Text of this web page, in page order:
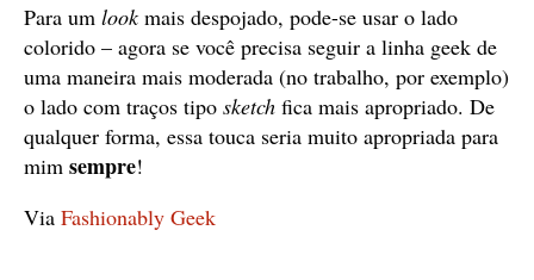
Para um lookmais despojado, pode-se usar o lado
colorido – agora se você precisa seguir a linha geek de
uma maneira mais moderada (no trabalho, por exemplo)
o lado com traços tipo sketch fica mais apropriado. De
qualquer forma, essa touca seria muito apropriada para
mim sempre!
Via Fashionably Geek